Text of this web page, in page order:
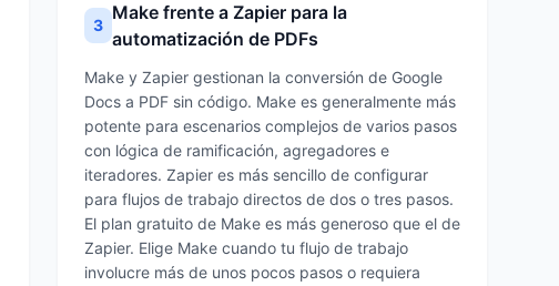
3
Make frente a Zapier para la
automatización de PDFs
Make y Zapier gestionan la conversión de Google
Docs a PDF sin código. Make es generalmente más
potente para escenarios complejos de varios pasos
con lógica de ramificación, agregadores e
iteradores. Zapier es más sencillo de configurar
para flujos de trabajo directos de dos o tres pasos.
El plan gratuito de Make es más generoso que el de
Zapier. Elige Make cuando tu flujo de trabajo
involucre más de unos pocos pasos o requiera